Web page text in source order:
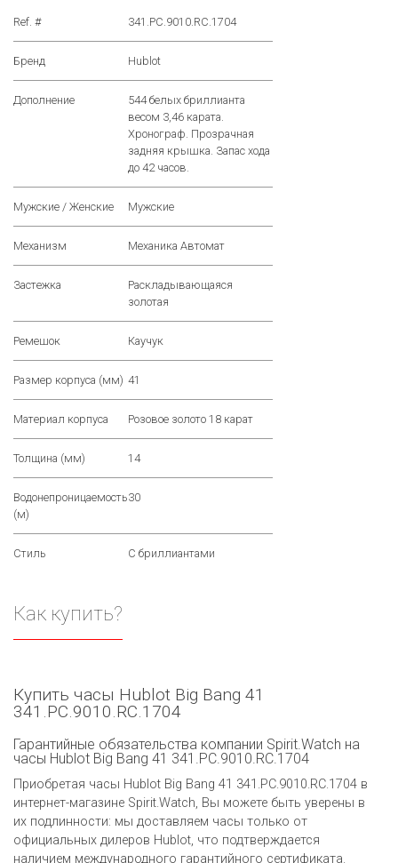
Ref. # 341.PC.9010.RC.1704
Бренд Hublot
Дополнение
544 белых бриллианта
весом 3,46 каратa.
Хронограф. Прозрачная
задняя крышка. Запас хода
до 42 часов.
Мужские / Женские Мужские
Механизм Механика Автомат
Застежка
Раскладывающаяся
золотая
Ремешок Каучук
Размер корпуса (мм) 41
Материал корпуса Розовое золото 18 карат
Толщина (мм) 14
Водонепроницаемость
(м)
30
Стиль С бриллиантами
Как купить?
Купить часы Hublot Big Bang 41
341.PC.9010.RC.1704
Гарантийные обязательства компании Spirit.Watch на
часы Hublot Big Bang 41 341.PC.9010.RC.1704
Приобретая часы Hublot Big Bang 41 341.PC.9010.RC.1704 в
интернет-магазине Spirit.Watch, Вы можете быть уверены в
их подлинности: мы доставляем часы только от
официальных дилеров Hublot, что подтверждается
наличием международного гарантийного сертификата.